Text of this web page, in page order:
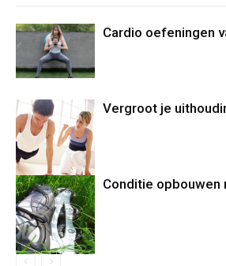
Cardio oefeningen
Vergroot je
Conditie opbouwen